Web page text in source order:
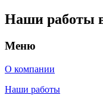
Наши работы
Меню
О компании
Наши работы